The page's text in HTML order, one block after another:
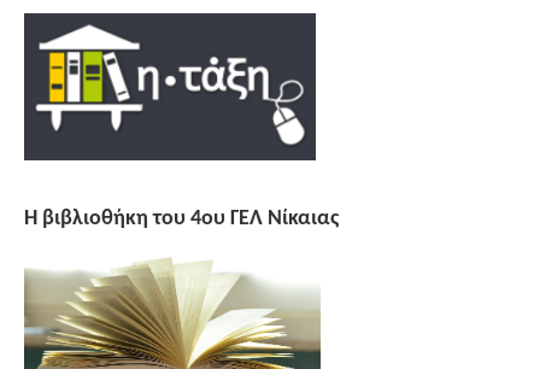
Η βιβλιοθήκη του 4ου ΓΕΛ Νίκαιας